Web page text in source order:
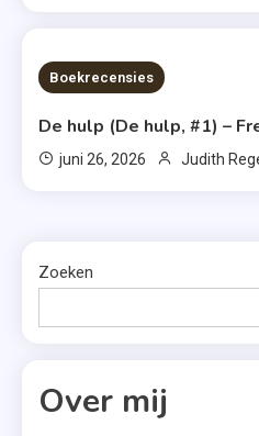
7 MINS READ
Boekrecensies
De hulp (De hulp, #1) –
juni 26, 2026 Judith
Zoeken
Over mij